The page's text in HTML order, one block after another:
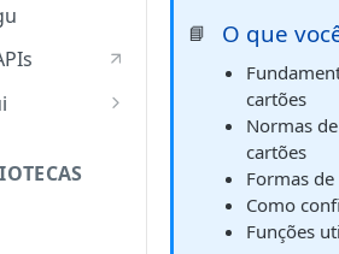
📘 O que
cartões
Normas
cartões
Formas
Como
Funções